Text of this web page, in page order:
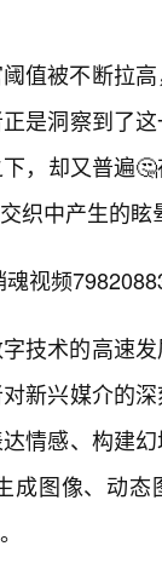
值被不断拉
是洞察到了
，却又普遍
织中产生的眩
视频
技术的高速
新兴媒介的
情感、构建
图像、动态